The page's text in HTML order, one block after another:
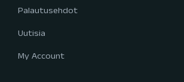
Palautusehdot
Uutisia
My Account